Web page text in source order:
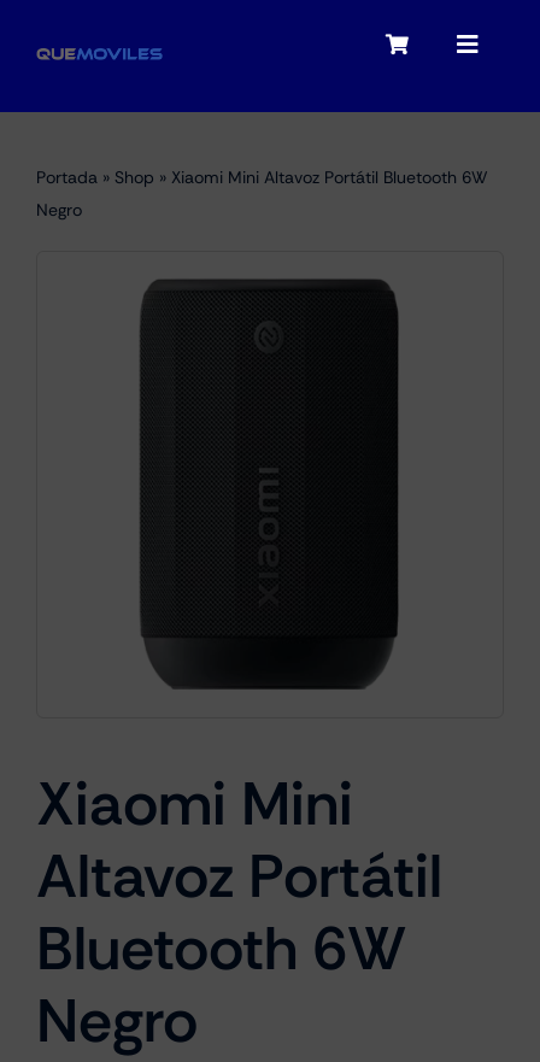
Toggle
My account
Checkout
Toggle
Audio
Portátiles
Smartwatches
Marcas
Portada » Shop » Xiaomi Mini Altavoz Portátil Bluetooth 6W
Negro
Xiaomi Mini
Altavoz Portátil
Bluetooth 6W
Negro